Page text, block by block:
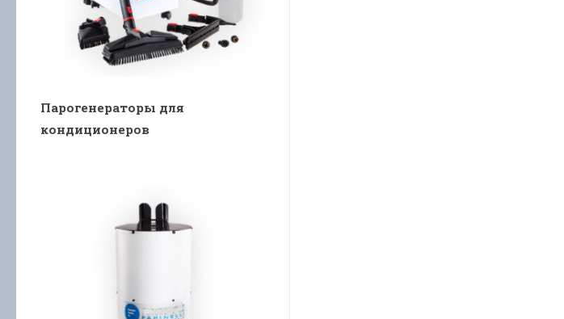
Парогенераторы для
кондиционеров